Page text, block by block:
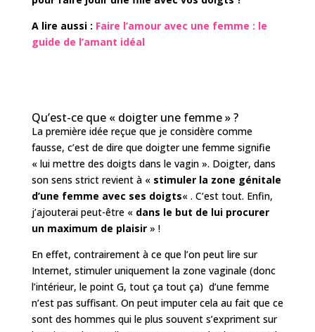
A lire aussi : Faire l’amour avec une femme : le
guide de l’amant idéal
Qu’est-ce que « doigter une femme » ?
La première idée reçue que je considère comme
fausse, c’est de dire que doigter une femme signifie
« lui mettre des doigts dans le vagin ». Doigter, dans
son sens strict revient à « stimuler la zone génitale
d’une femme avec ses doigts« . C’est tout. Enfin,
j’ajouterai peut-être « dans le but de lui procurer
un maximum de plaisir» !
En effet, contrairement à ce que l’on peut lire sur
Internet, stimuler uniquement la zone vaginale (donc
l’intérieur, le point G, tout ça tout ça) d’une femme
n’est pas suffisant. On peut imputer cela au fait que ce
sont des hommes qui le plus souvent s’expriment sur